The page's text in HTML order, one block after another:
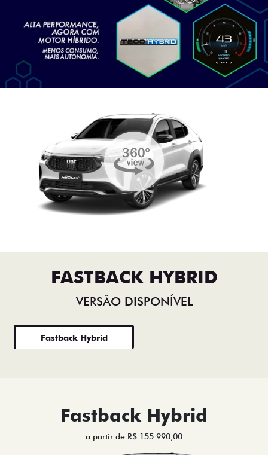
VISUALIZE O
VEÍCULO EM
360°
FASTBACK HYBRID
VERSÃO DISPONÍVEL
Fastback Hybrid
Fastback Hybrid
a partir de R$ 155.990,00